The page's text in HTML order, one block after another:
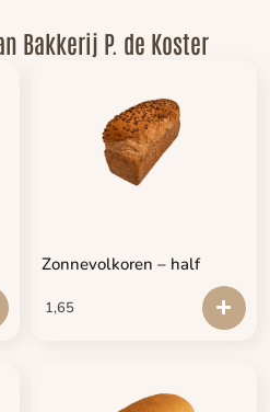
Bakkerij P. de Koster
Zonnevolkoren – half
1,65